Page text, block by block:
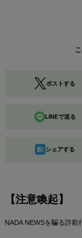
ポストする
LINEで送る
シェアする
【注意喚起】
NADA NEWSを騙る詐